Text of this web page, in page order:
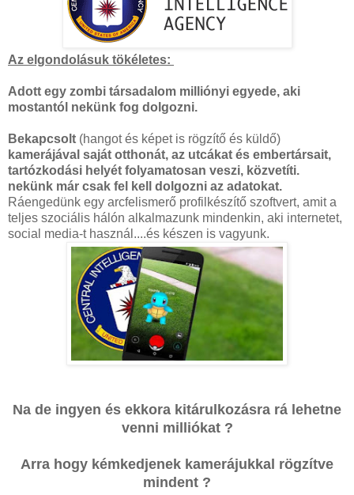
Az elgondolásuk tökéletes:
Adott egy zombi társadalom milliónyi egyede, aki
mostantól nekünk fog dolgozni.
Bekapcsolt (hangot és képet is rögzítő és küldő)
kamerájával saját otthonát, az utcákat és embertársait,
tartózkodási helyét folyamatosan veszi, közvetíti.
nekünk már csak fel kell dolgozni az adatokat.
Ráengedünk egy arcfelismerő profilkészítő szoftvert, amit a
teljes szociális hálón alkalmazunk mindenkin, aki internetet,
social media-t használ....és készen is vagyunk.
Na de ingyen és ekkora kitárulkozásra rá lehetne
venni milliókat ?
Arra hogy kémkedjenek kamerájukkal rögzítve
mindent ?